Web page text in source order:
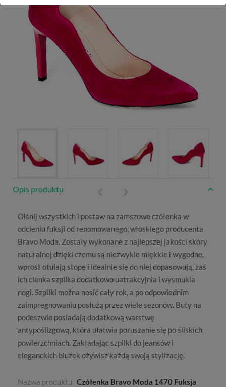
Opis produktu
Olśnij wszystkich i postaw na zamszowe czółenka w
odcieniu fuksji od renomowanego, włoskiego producenta
Bravo Moda. Zostały wykonane z najlepszej jakości skóry
naturalnej dzięki czemu są niezwykle miękkie i wygodne,
wprost otulają stopę i idealnie się do niej dopasowują, zaś
ich cienka szpilka dodatkowo uatrakcyjnia i wysmukla
nogi. Szpilki można nosić cały rok, a po odpowiednim
zaimpregnowaniu posłużą przez wiele sezonów. Buty na
podeszwie posiadają dodatkową warstwę
antypoślizgową, która ułatwia poruszanie się po śliskich
powierzchniach. Zakładając szpilki do jeansów i
eleganckich bluzek ożywisz każdą swoją stylizację.
Nazwa produktu Czółenka Bravo Moda 1470 Fuksja